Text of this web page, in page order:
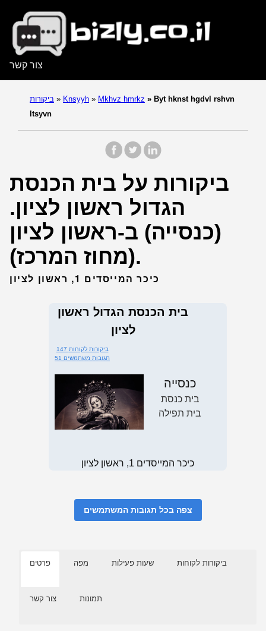
צור קשר
ביקורות » Knsyyh » Mkhvz hmrkz » Byt hknst hgdvl rshvn
ltsyvn
ביקורות על בית הכנסת
הגדול ראשון לציון.
(כנסייה) ב-ראשון לציון
(מחוז המרכז).
כיכר המייסדים 1, ראשון לציון
בית הכנסת הגדול ראשון
לציון
147 ביקורות לקוחות
51 תגובות משתמשים
כנסייה
בית כנסת
בית תפילה
כיכר המייסדים 1, ראשון לציון
צפה בכל תגובות המשתמשים
פרטים מפה שעות פעילות ביקורות לקוחות
צור קשר תמונות